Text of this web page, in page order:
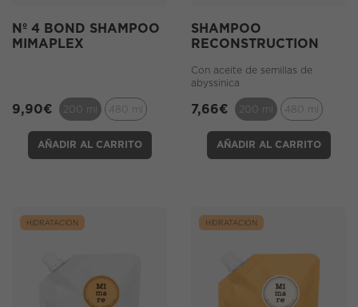
Nº 4 BOND SHAMPOO
MIMAPLEX
9,90€ 200 ml 480 ml
AÑADIR AL CARRITO
SHAMPOO
RECONSTRUCTION
Con aceite de semillas de
abyssinica
7,66€ 200 ml 480 ml
AÑADIR AL CARRITO
HIDRATACIÓN HIDRATACIÓN